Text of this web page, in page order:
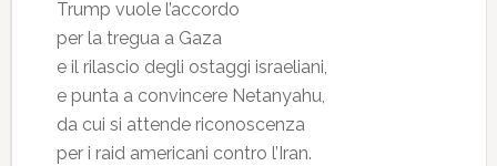
Trump vuole l’accordo
per la tregua a Gaza
e il rilascio degli ostaggi israeliani,
e punta a convincere Netanyahu,
da cui si attende riconoscenza
per i raid americani contro l’Iran.